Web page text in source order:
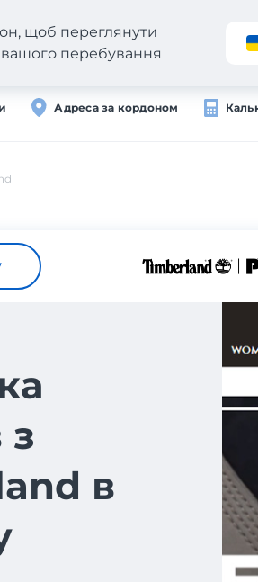
Адреса за кордоном
щоб переглянути
вашого перебування
з
в